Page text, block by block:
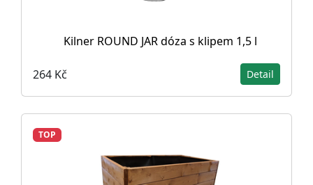
Kilner ROUND JAR dóza s klipem 1,5 l
264 Kč Detail
TOP